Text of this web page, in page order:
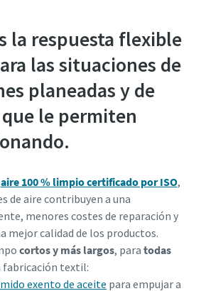
la respuesta flexible
las situaciones de
planeadas y de
le permiten
aire 100 % limpio certificado por ISO,
de aire contribuyen a una
menores costes de reparación y
mejor calidad de los productos.
cortos y más largos, para todas
fabricación textil:
exento de aceite para empujar a